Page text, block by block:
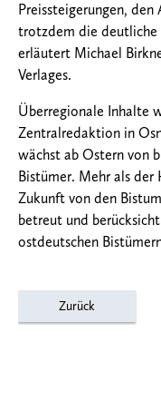
Preissteigerungen,
trotzdem die deutliche
erläutert Michael
Verlages.
Überregionale Inhalte
Zentralredaktion in
wächst ab Ostern von
Bistümer. Mehr als
Zukunft von den
betreut und
ostdeutschen
Zurück